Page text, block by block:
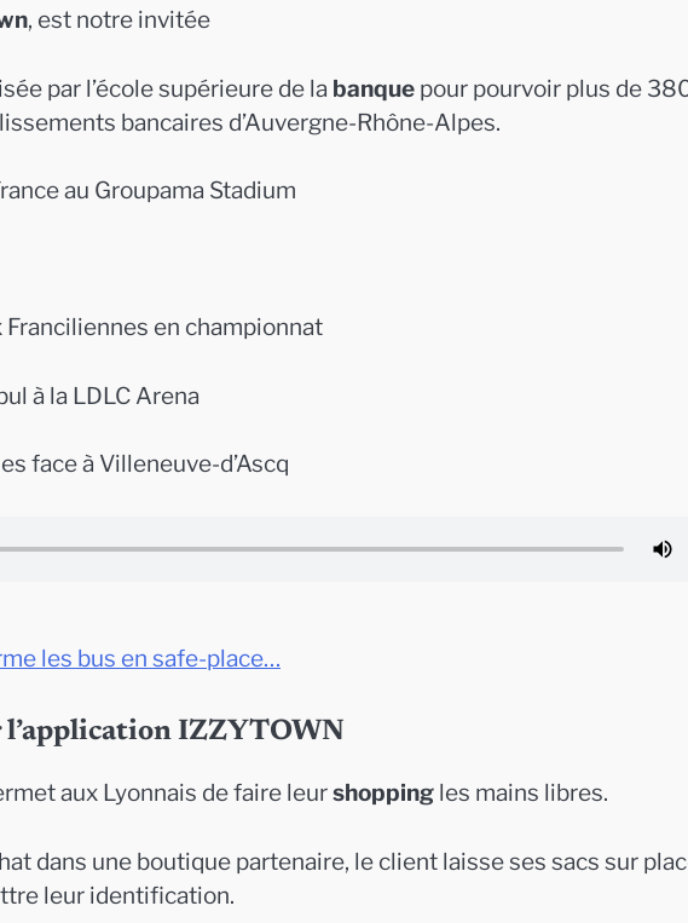
, est notre invitée
par l’école supérieure de la banque pour pourvoir plus de
bancaires d’Auvergne-Rhône-Alpes.
au Groupama Stadium
Franciliennes en championnat
à la LDLC Arena
face à Villeneuve-d’Ascq
les bus en safe-place…
l’application IZZYTOWN
aux Lyonnais de faire leurshopping les mains libres.
dans une boutique partenaire, le client laisse ses sacs sur
leur identification.